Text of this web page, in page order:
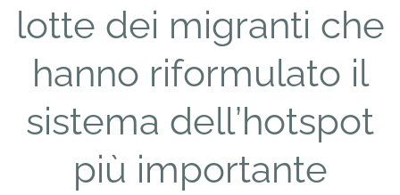
lotte dei migranti che
hanno riformulato il
sistema dell’hotspot
più importante